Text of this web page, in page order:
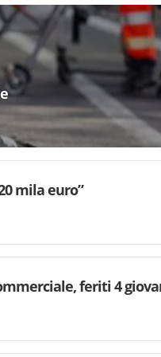
mila euro”
feriti 4